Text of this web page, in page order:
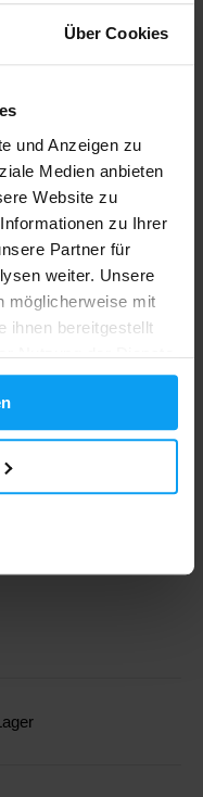
Über Cookies
und Anzeigen zu
Medien anbieten
Website zu
zu Ihrer
Partner für
weiter. Unsere
möglicherweise mit
ihnen bereitgestellt
Nutzung der Dienste
Belt Power PS
MEHR LIEFERBAR